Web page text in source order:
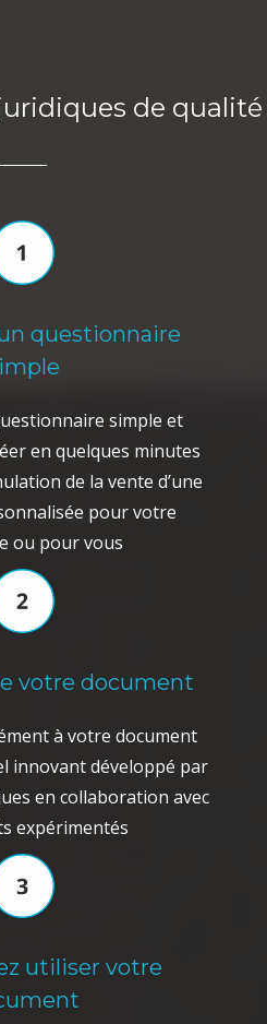
de qualité
questionnaire
simple et
en quelques minutes
de la vente d’une
pour votre
ou pour vous
votre document
à votre document
innovant développé par
en collaboration avec
expérimentés
utiliser votre